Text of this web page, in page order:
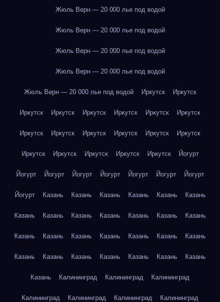
Жюль Верн — 20 000 лье под водой
Жюль Верн — 20 000 лье под водой
Жюль Верн — 20 000 лье под водой
Жюль Верн — 20 000 лье под водой
Жюль Верн — 20 000 лье под водой Иркутск Иркутск
Иркутск Иркутск Иркутск Иркутск Иркутск Иркутск
Иркутск Иркутск Иркутск Иркутск Иркутск Иркутск
Иркутск Иркутск Иркутск Иркутск Иркутск Йогурт
Йогурт Йогурт Йогурт Йогурт Йогурт Йогурт Йогурт
Йогурт Казань Казань Казань Казань Казань Казань
Казань Казань Казань Казань Казань Казань Казань
Казань Казань Казань Казань Казань Казань Казань
Казань Казань Казань Казань Казань Казань Казань
Казань Калининград Калининград Калининград
Калининград Калининград Калининград Калининград